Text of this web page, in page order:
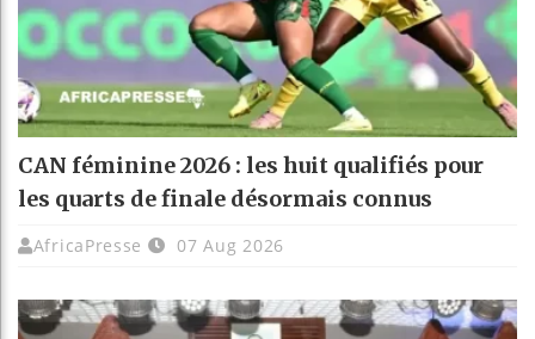
CAN féminine 2026 : les huit qualifiés pour
les quarts de finale désormais connus
AfricaPresse 07 Aug 2026